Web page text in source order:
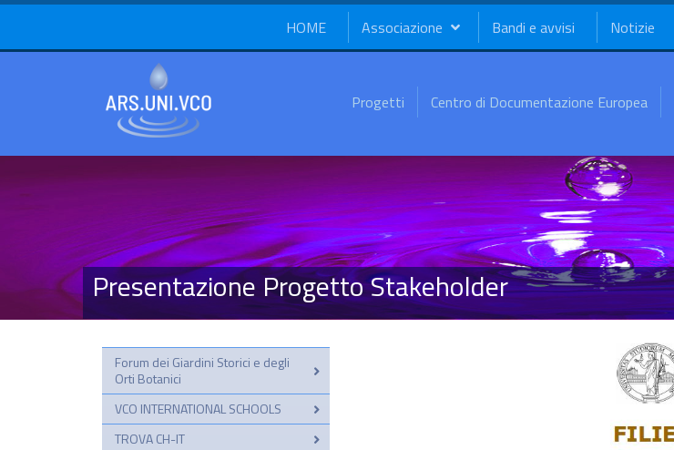
HOME Associazione Bandi e avvisi Notizie
Progetti Centro di Documentazione Europea
Presentazione Progetto Stakeholder
Forum dei Giardini Storici e degli
Orti Botanici
VCO INTERNATIONAL SCHOOLS
TROVA CH-IT